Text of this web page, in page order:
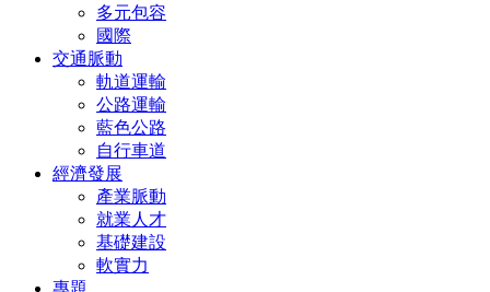
多元包容
國際
交通脈動
軌道運輸
公路運輸
藍色公路
自行車道
經濟發展
產業脈動
就業人才
基礎建設
軟實力
專題